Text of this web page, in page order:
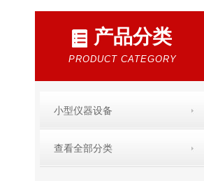
产品分类
PRODUCT CATEGORY
小型仪器设备
查看全部分类